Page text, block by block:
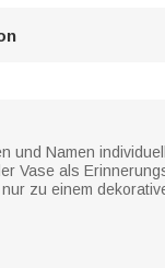
Namen
Vase als
zu einem